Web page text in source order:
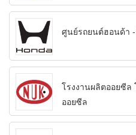
ศูนย์รถยนต์ฮอนด้า -
โรงงานผลิตออยซีล
ออยซีล